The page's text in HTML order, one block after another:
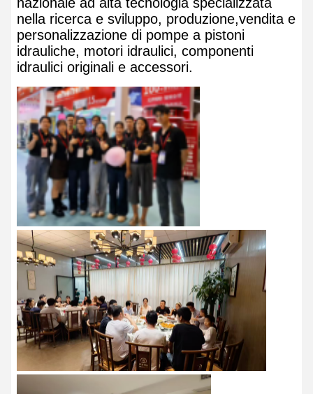
nella ricerca e sviluppo, produzione,vendita e
personalizzazione di pompe a pistoni
idrauliche, motori idraulici, componenti
idraulici originali e accessori.